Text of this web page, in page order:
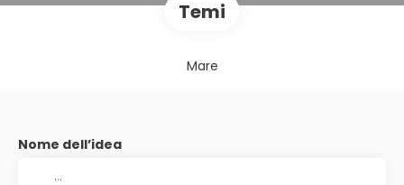
Temi
Mare
Nome dell’idea